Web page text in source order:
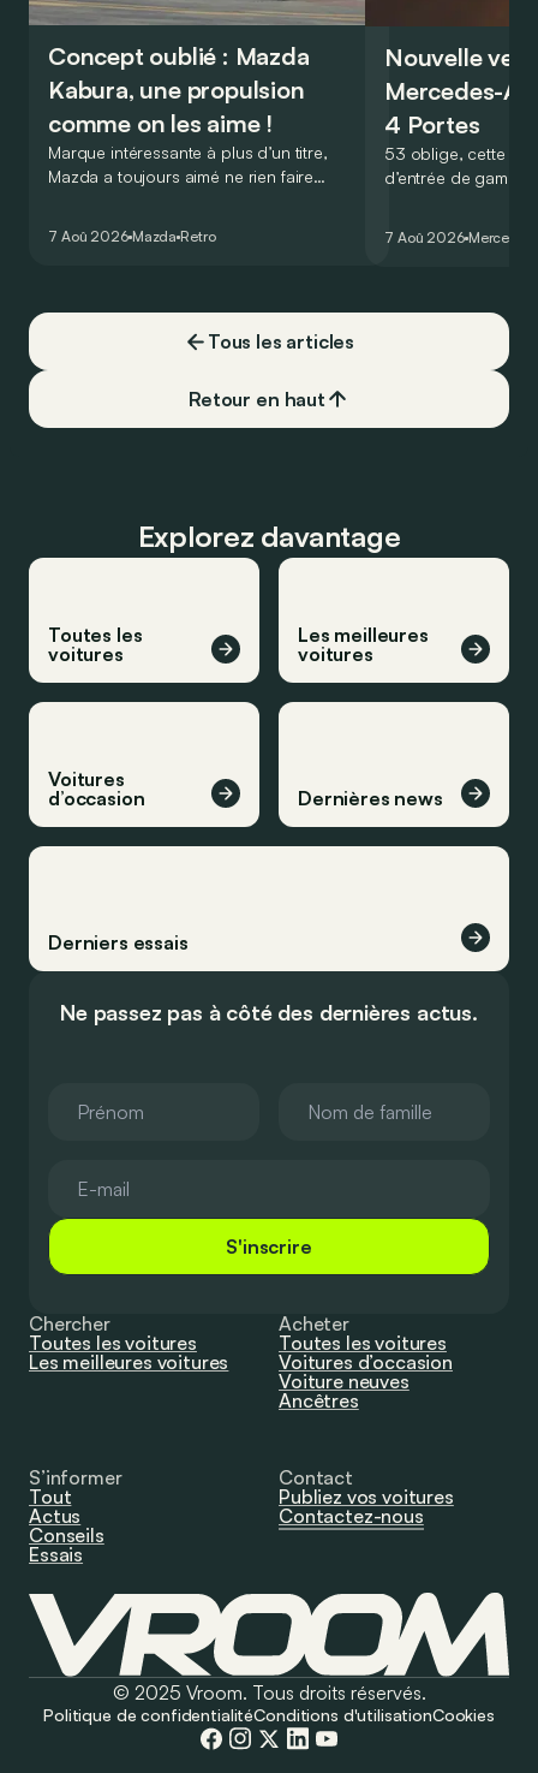
Concept oublié : Mazda
Kabura, une propulsion
comme on les aime !
Marque intéressante à plus d’un titre,
Mazda a toujours aimé ne rien faire
de la plus belle des manières…
7 Aoû 2026 Mazda Retro
Nouvelle
Mercedes-
4 Portes
53 oblige, cette
d’entrée de
moins…
7 Aoû 2026 Mercedes
Tous les articles
Retour en haut
Explorez davantage
Toutes les
voitures
Les meilleures
voitures
Voitures
d’occasion
Dernières news
Derniers essais
Ne passez pas à côté des dernières actus.
S'inscrire
Chercher
Toutes les voitures
Les meilleures voitures
Acheter
Toutes les voitures
Voitures d’occasion
Voiture neuves
Ancêtres
S’informer
Tout
Actus
Conseils
Essais
Contact
Publiez vos voitures
Contactez-nous
© 2025 Vroom. Tous droits réservés.
Politique de confidentialitéConditions d'utilisationCookies